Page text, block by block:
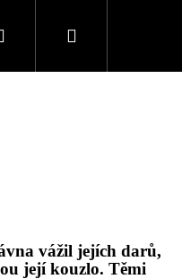
inspirací
PřihlášeníNákupní
vážil jejích darů,
její kouzlo. Těmi